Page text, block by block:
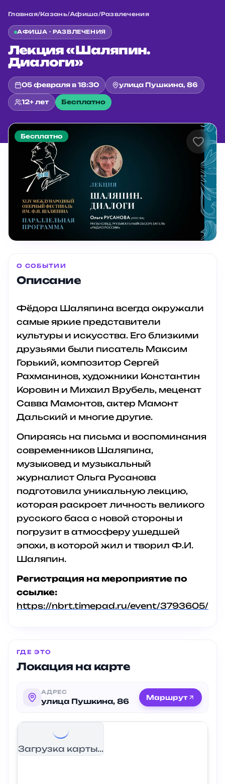
Главная/Казань/Афиша/Развлечения
АФИША ·РАЗВЛЕЧЕНИЯ
Лекция «Шаляпин.
Диалоги»
05 февраля в 18:30 улица Пушкина, 86
12+ лет Бесплатно
Главная
Развлечения
Лекция «Шаляпин. Диалоги»
Бесплатно
О СОБЫТИИ
Описание
Фёдора Шаляпина всегда окружали
самые яркие представители
культуры и искусства. Его близкими
друзьями были писатель Максим
Горький, композитор Сергей
Рахманинов, художники Константин
Коровин и Михаил Врубель, меценат
Савва Мамонтов, актер Мамонт
Дальский и многие другие.
Опираясь на письма и воспоминания
современников Шаляпина,
музыковед и музыкальный
журналист Ольга Русанова
подготовила уникальную лекцию,
которая раскроет личность великого
русского баса с новой стороны и
погрузит в атмосферу ушедшей
эпохи, в которой жил и творил Ф.И.
Шаляпин.
Регистрация на мероприятие по
ссылке:
https://nbrt.timepad.ru/event/3793605/
ГДЕ ЭТО
Локация на карте
АДРЕС
улица Пушкина, 86 Маршрут
Загрузка карты...